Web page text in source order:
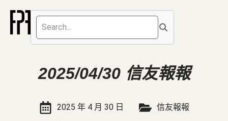
2025/04/30 信友報報
2025 年 4 月 30 日 信友報報